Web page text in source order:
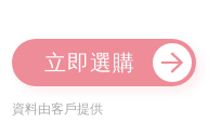
立即選購
資料由客戶提供